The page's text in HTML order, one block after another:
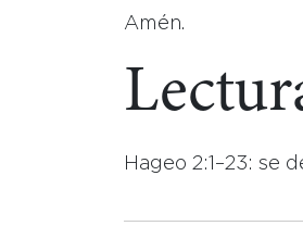
Amén.
Hageo 2:1–23: se